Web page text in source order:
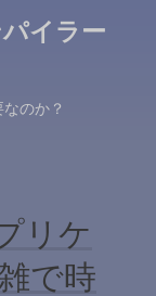
イラー
のか？
リケ
で時